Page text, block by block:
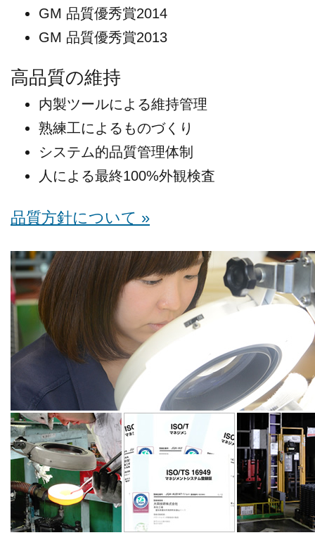
GM 品質優秀賞2014
GM 品質優秀賞2013
高品質の維持
内製ツールによる維持管理
熟練工によるものづくり
システム的品質管理体制
人による最終100%外観検査
品質方針について »